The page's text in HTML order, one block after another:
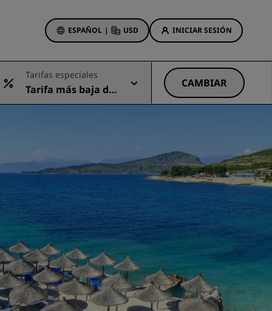
ESPAÑOL | USD INICIAR SESIÓN
Ofertas de hotel
Ofertas especiales
Reservar con antelación
Consultar nuestros paquetes
Ideas de viaje
Hoteles para familias
Rad Pets
Espacios para celebración de
bodas
Tarifas especiales
Tarifa más baja dis
ponible
CAMBIAR